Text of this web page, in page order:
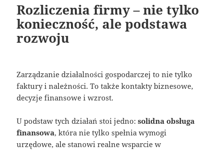
Rozliczenia firmy – nie tylko
konieczność, ale podstawa
rozwoju
Zarządzanie działalności gospodarczej to nie tylko
faktury i należności. To także kontakty biznesowe,
decyzje finansowe i wzrost.
U podstaw tych działań stoi jedno:solidna obsługa
finansowa, która nie tylko spełnia wymogi
urzędowe, ale stanowi realne wsparcie w